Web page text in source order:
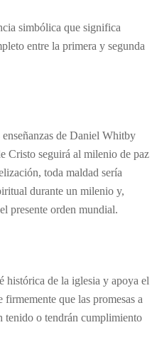
simbólica que significa
entre la primera y segunda
de Daniel Whitby
Cristo seguirá al milenio de paz
toda maldad sería
durante un milenio y,
presente orden mundial.
histórica de la iglesia y apoya el
que las promesas a
tenido o tendrán cumplimiento